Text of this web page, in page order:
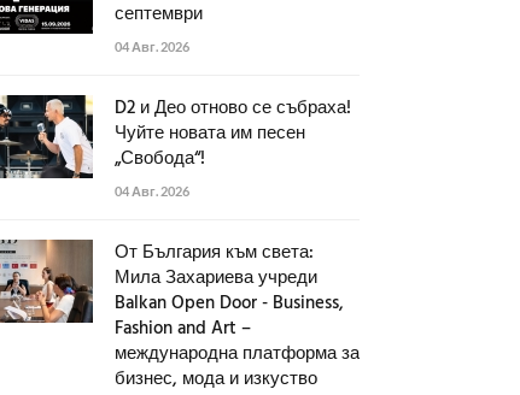
септември
04 Авг. 2026
D2 и Део отново се събраха!
Чуйте новата им песен
„Свобода“!
04 Авг. 2026
От България към света:
Мила Захариева учреди
Balkan Open Door - Business,
Fashion and Art –
международна платформа за
бизнес, мода и изкуство